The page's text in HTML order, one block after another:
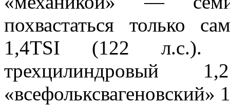
похвастаться только
1,4TSI (122 л.с.).
«всефольксвагеновский»